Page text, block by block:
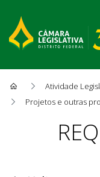
Atividade
Projetos e outras
Proposição